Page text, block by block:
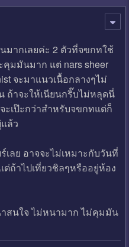
ากเลยค่ะ 2 ตัวที่จขกทใช้
มมันมาก แต่ nars sheer
จะมาแนวเนื้อกลางๆไม่
ถ้าจะให้เนียนกริ๊บไม่หลุดนี่
ะเป๊ะกว่าสำหรับจขกทแต่ก็
ล้ว
เลย อาจจะไม่เหมาะกับวันที่
ถ้าไปเที่ยวชิลๆหรืออยู่ห้อง
าสนใจ ไม่หนามาก ไม่คุมมัน